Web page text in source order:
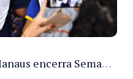
Vigilância sanitária de Manaus encerra Semana da Vigilância com painel para médicos recém-formados e projeto Fiscal Mirim